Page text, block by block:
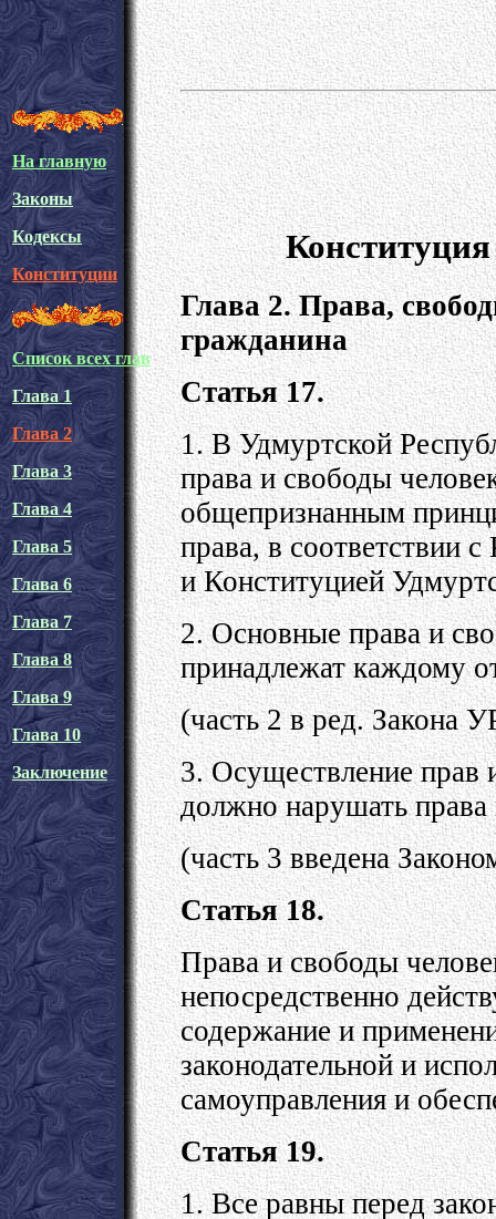
На главную
Законы
Кодексы
Конституции
Список всех глав
Глава 1
Глава 2
Глава 3
Глава 4
Глава 5
Глава 6
Глава 7
Глава 8
Глава 9
Глава 10
Заключение
Глава 2. Права,
гражданина
Статья 17.
1. В Удмуртской
права и свободы
общепризнанным
права, в соответствии
и Конституцией
2. Основные права и
принадлежат каждому
(часть 2 в ред. Закона
3. Осуществление прав
должно нарушать
(часть 3 введена
Статья 18.
Права и свободы
непосредственно
содержание и
законодательной и
самоуправления и
Статья 19.
1. Все равны перед